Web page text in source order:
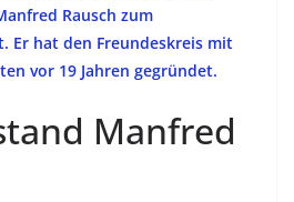
Rausch zum
Er hat den Freundeskreis mit
vor 19 Jahren gegründet.
Manfred